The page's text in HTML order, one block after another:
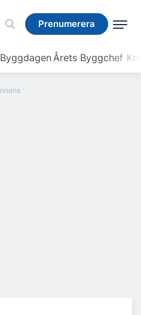
Prenumerera
Årets Byggchef
Prenumerera